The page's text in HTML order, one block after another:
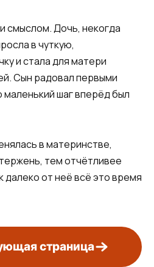
смыслом. Дочь, некогда
в чуткую,
и стала для матери
Сын радовал первыми
маленький шаг вперёд был
в материнстве,
тем отчётливее
далеко от неё всё это время
страница